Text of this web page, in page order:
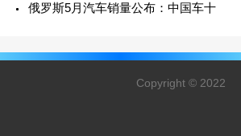
俄罗斯5月汽车销量公布：中国车十
Copyright © 2022